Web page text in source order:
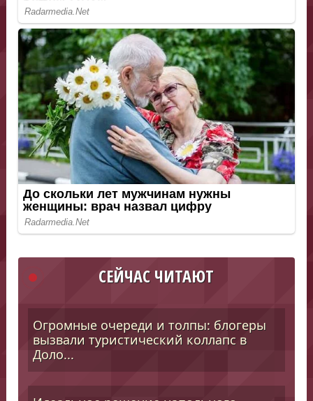
СЕЙЧАС ЧИТАЮТ
Огромные очереди и толпы: блогеры
вызвали туристический коллапс в
Доло...